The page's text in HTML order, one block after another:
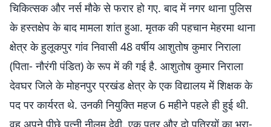
चिकित्सक और नर्स मौके से फरार हो गए. बाद में नगर थाना पुलिस
के हस्तक्षेप के बाद मामला शांत हुआ. ​मृतक की पहचान मेहरमा थाना
क्षेत्र के हुलूकपुर गांव निवासी 48 वर्षीय आशुतोष कुमार निराला
(पिता- नौरंगी पंडित) के रूप में की गई है. आशुतोष कुमार निराला
देवघर जिले के मोहनपुर प्रखंड क्षेत्र के एक विद्यालय में शिक्षक के
पद पर कार्यरत थे. उनकी नियुक्ति महज 6 महीने पहले ही हुई थी.
वह अपने पीछे पत्नी नीलम देवी, एक पुत्र और दो पुत्रियों का भरा-